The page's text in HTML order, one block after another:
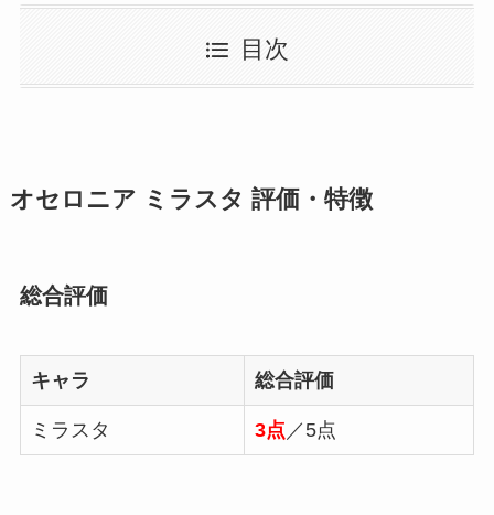
目次
オセロニア ミラスタ 評価・特徴
総合評価
キャラ 総合評価
ミラスタ 3点 ／5点